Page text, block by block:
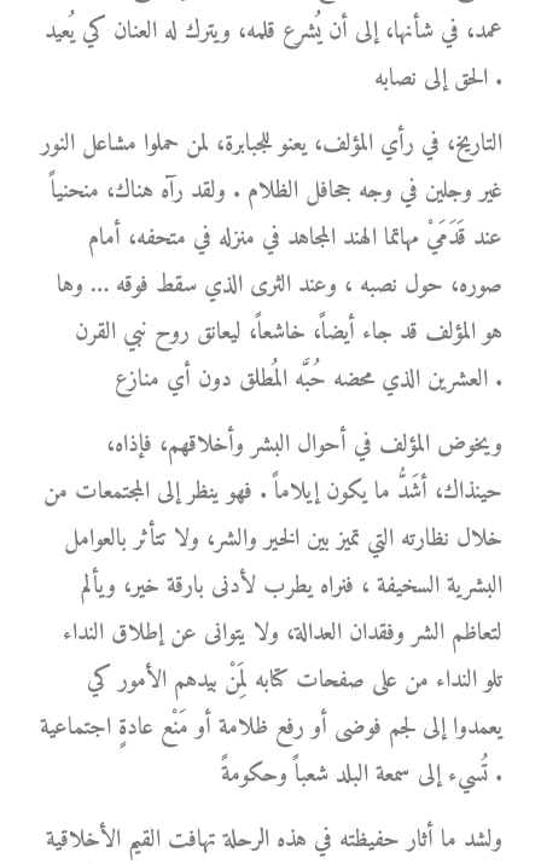
عمد، في شأنها، إلى أن يُشرع قلمه، ويترك له العنان كي يُعيد
الحق إلى نصابه .
التاريخ، في رأي المؤلف، يعنو للجبابرة، لمن حملوا مشاعل النور
غير وجلين في وجه جحافل الظلام . ولقد رآه هناك، منحنياً
عند قَدَمَيْ مهاتما الهند المجاهد في منزله في متحفه، أمام
صوره، حول نصبه ، وعند الثرى الذي سقط فوقه … وها
هو المؤلف قد جاء أيضاً، خاشعاً، ليعانق روح نبي القرن
العشرين الذي محضه حُبَّه المُطلق دون أي منازع .
ويخوض المؤلف في أحوال البشر وأخلاقهم، فإذاه،
حينذاك، أشَدُّ ما يكون إيلاماً . فهو ينظر إلى المجتمعات من
خلال نظارته التي تميز بين الخير والشر، ولا تتأثر بالعوامل
البشرية السخيفة ، فنراه يطرب لأدنى بارقة خير، ويألم
لتعاظم الشر وفقدان العدالة، ولا يتوانى عن إطلاق النداء
تلو النداء من على صفحات كتابه لِمَنْ بيدهم الأمور كي
يعمدوا إلى لجم فوضى أو رفع ظلامة أو مَنْع عادةٍ اجتماعية
تُسيء إلى سمعة البلد شعباً وحكومةً .
ولشد ما أثار حفيظته في هذه الرحلة تهافت القيم الأخلاقية